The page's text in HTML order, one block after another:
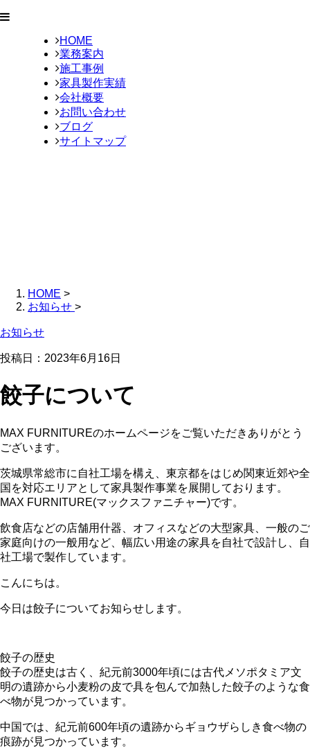
HOME
業務案内
施工事例
家具製作実績
会社概要
お問い合わせ
ブログ
サイトマップ
HOME >
お知らせ >
お知らせ
投稿日： 2023年6月16日
餃子について
MAX FURNITUREのホームページをご覧いただきありがとう
ございます。
茨城県常総市に自社工場を構え、東京都をはじめ関東近郊や全
国を対応エリアとして家具製作事業を展開しております。
MAX FURNITURE(マックスファニチャー)です。
飲食店などの店舗用什器、オフィスなどの大型家具、一般のご
家庭向けの一般用など、幅広い用途の家具を自社で設計し、自
社工場で製作しています。
こんにちは。
今日は餃子についてお知らせします。
餃子の歴史
餃子の歴史は古く、紀元前3000年頃には古代メソポタミア文
明の遺跡から小麦粉の皮で具を包んで加熱した餃子のような食
べ物が見つかっています。
中国では、紀元前600年頃の遺跡からギョウザらしき食べ物の
痕跡が見つかっています。